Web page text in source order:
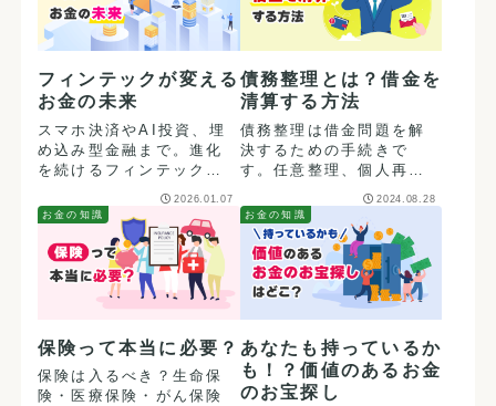
フィンテックが変える
お金の未来
スマホ決済やAI投資、埋
め込み型金融まで。進化
を続けるフィンテックの
りやすく解説します。
2026.01.07
債務整理とは？借金を
清算する方法
債務整理は借金問題を解
決するための手続きで
す。任意整理、個人再
リット・デメリットを簡
潔に解説します。
2024.08.28
お金の知識
保険って本当に必要？
保険は入るべき？生命保
険・医療保険・がん保険
お金の知識
あなたも持っているか
も！？価値のあるお金
のお宝探し